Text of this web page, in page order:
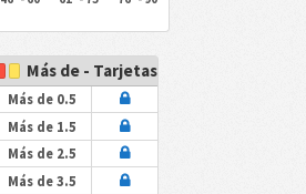
Más de - Tarjetas
Más de 0.5
Más de 1.5
Más de 2.5
Más de 3.5